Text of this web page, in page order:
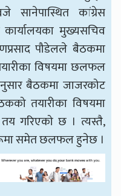
कांग्रेस
मुख्यसचिव
पौडेलले बैठकमा
विषयमा छलफल
बैठकमा जाजरकोट
तयारीका विषयमा
गरिएको छ । त्यस्तै,
समेत छलफल हुनेछ ।